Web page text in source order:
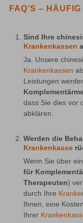
FAQ’S –
Sind Ihre
Krankenkassen
Ja. Unsere
Krankenkassen
Leistungen
dass Sie dies vor
abklären.
Werden die
Krankenkasse
Wenn Sie über
für
Therapeuten)
durch Ihre
Ihnen, eine
Ihrer